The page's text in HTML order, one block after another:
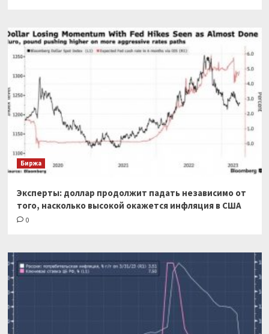
Биржа
Эксперты: доллар продолжит падать независимо от
того, насколько высокой окажется инфляция в США
0